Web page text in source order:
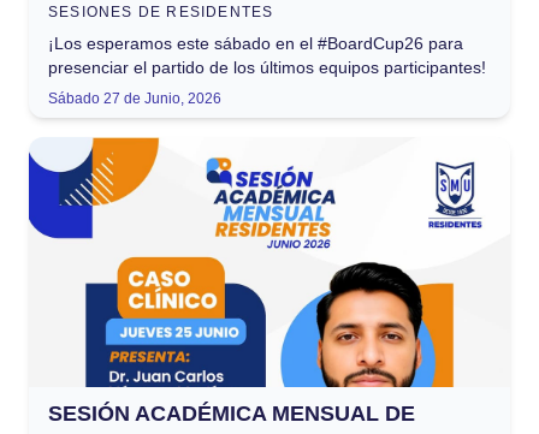
SESIONES DE RESIDENTES
¡Los esperamos este sábado en el #BoardCup26 para
presenciar el partido de los últimos equipos participantes!
Sábado 27 de Junio, 2026
SESIÓN ACADÉMICA MENSUAL DE